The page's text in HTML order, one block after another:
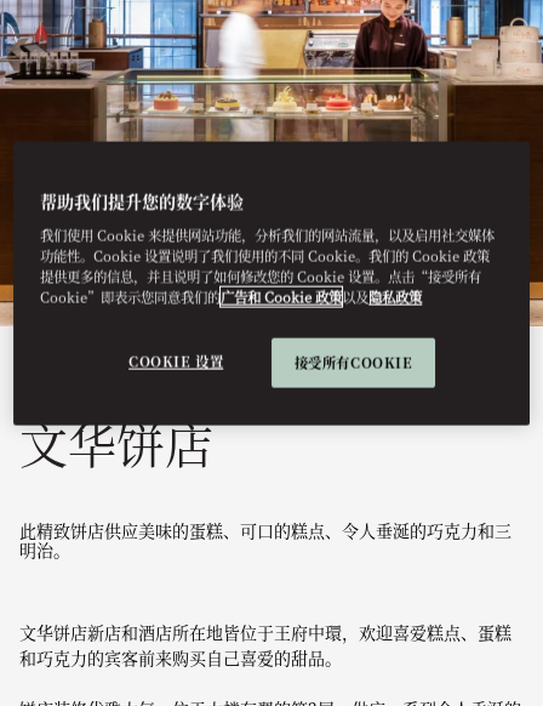
文华饼店
此精致饼店供应美味的蛋糕、可口的糕点、令人垂涎的巧克力和三
明治。
文华饼店新店和酒店所在地皆位于王府中環，欢迎喜爱糕点、蛋糕
和巧克力的宾客前来购买自己喜爱的甜品。
帮助我们提升您的数字体验
我们使用 Cookie 来提供网站功能，分析我们的网站流量，以及启用社交媒体
功能性。Cookie 设置说明了我们使用的不同 Cookie。我们的 Cookie 政策
提供更多的信息，并且说明了如何修改您的 Cookie 设置。点击“接受所有
Cookie”即表示您同意我们的广告和 Cookie 政策以及隐私政策
COOKIE 设置 接受所有COOKIE